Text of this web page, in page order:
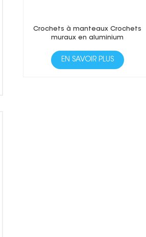
Crochets à manteaux Crochets
muraux en aluminium
EN SAVOIR PLUS